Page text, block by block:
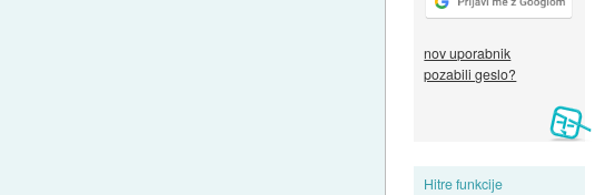
nov uporabnik
pozabili geslo?
Hitre funkcije